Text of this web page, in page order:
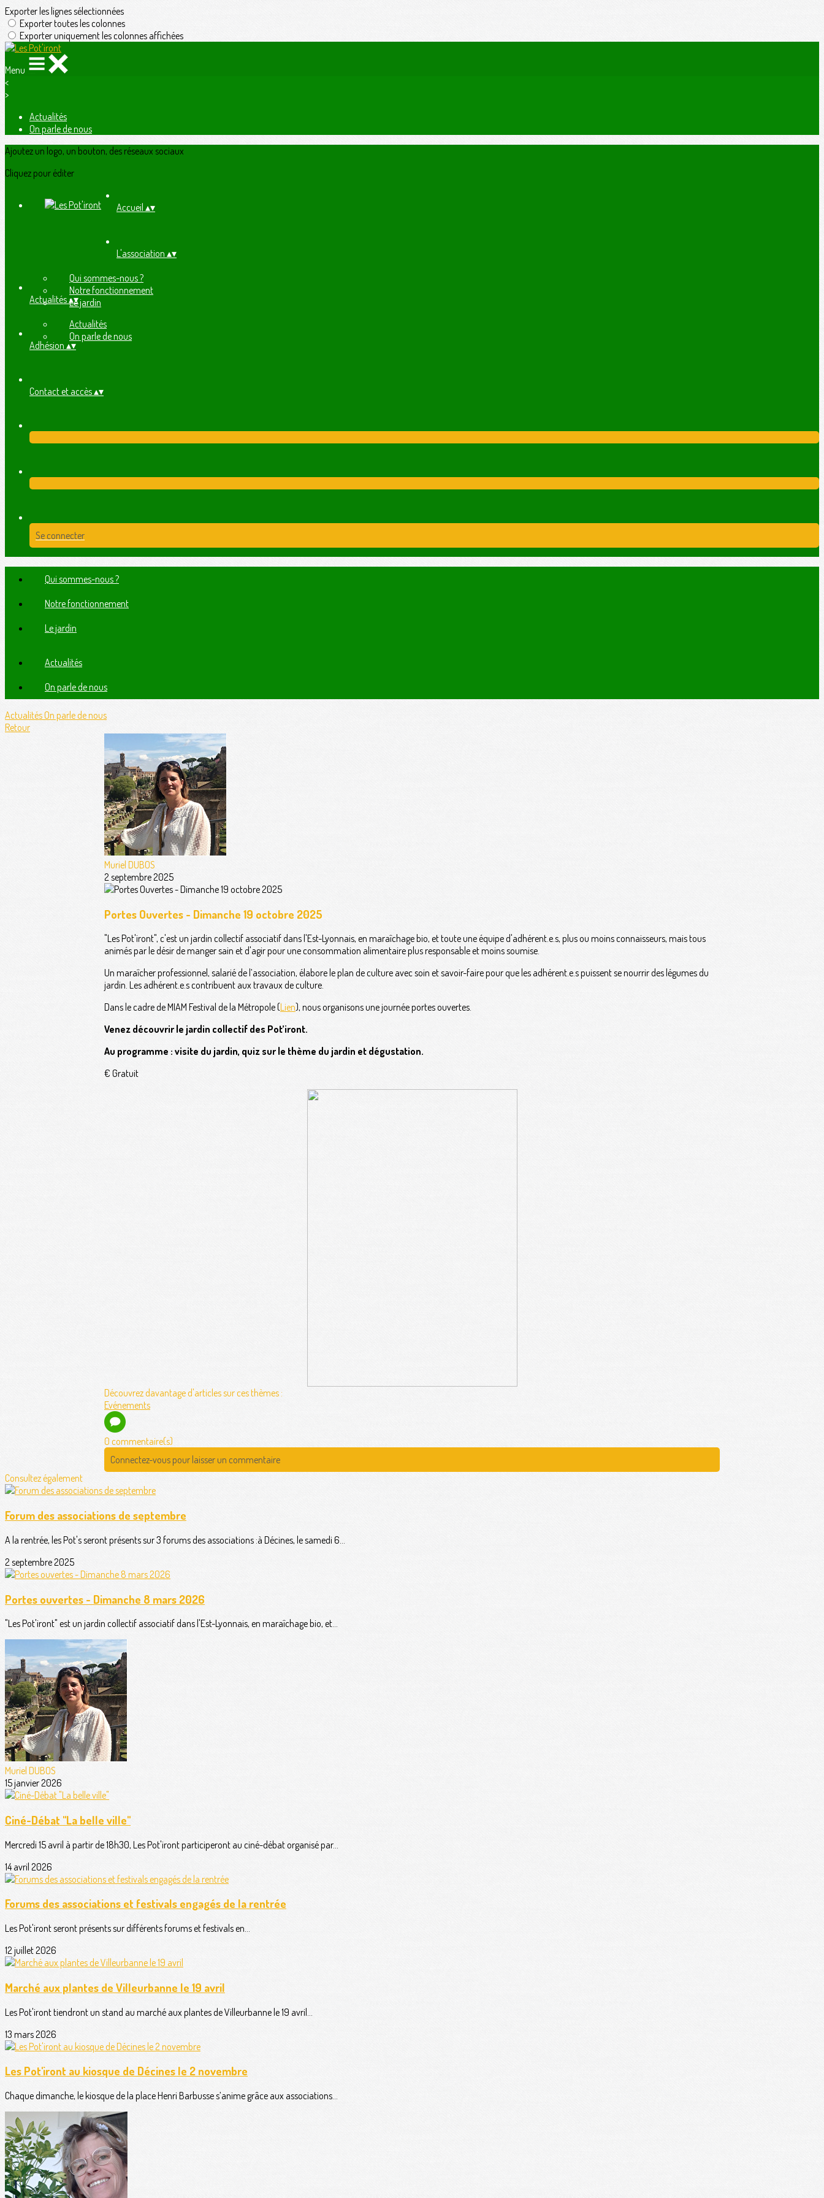
Exporter les lignes sélectionnées
Exporter toutes les colonnes
Exporter uniquement les colonnes affichées
Menu
<
>
Actualités
On parle de nous
Ajoutez un logo, un bouton, des réseaux sociaux
Cliquez pour éditer
Accueil ▴▾
L'association ▴▾
Qui sommes-nous ?
Notre fonctionnement
Le jardin
Actualités▴▾
Actualités
On parle de nous
Adhésion ▴▾
Contact et accès▴▾
Se connecter
Qui sommes-nous ?
Notre fonctionnement
Le jardin
Actualités
On parle de nous
ActualitésOn parle de nous
Retour
Muriel DUBOS
2 septembre 2025
Portes Ouvertes - Dimanche 19 octobre 2025
"Les Pot'iront", c'est un jardin collectif associatif dans l'Est-Lyonnais, en maraîchage bio, et toute une équipe d'adhérent.e.s, plus ou moins connaisseurs, mais tous
animés par le désir de manger sain et d'agir pour une consommation alimentaire plus responsable et moins soumise.
Un maraîcher professionnel, salarié de l’association, élabore le plan de culture avec soin et savoir-faire pour que les adhérent.e.s puissent se nourrir des légumes du
jardin. Les adhérent.e.s contribuent aux travaux de culture.
Dans le cadre de MIAM Festival de la Métropole (Lien), nous organisons une journée portes ouvertes.
Venez découvrir le jardin collectif des Pot’iront.
Au programme : visite du jardin, quiz sur le thème du jardin et dégustation.
€ Gratuit
Découvrez davantage d'articles sur ces thèmes :
Evénements
0 commentaire(s)
Connectez-vous pour laisser un commentaire
Consultez également
Forum des associations de septembre
A la rentrée, les Pot's seront présents sur 3 forums des associations :à Décines, le samedi 6...
2 septembre 2025
Portes ouvertes - Dimanche 8 mars 2026
"Les Pot'iront" est un jardin collectif associatif dans l'Est-Lyonnais, en maraîchage bio, et...
Muriel DUBOS
15 janvier 2026
Ciné-Débat "La belle ville"
Mercredi 15 avril à partir de 18h30, Les Pot'iront participeront au ciné-débat organisé par...
14 avril 2026
Forums des associations et festivals engagés de la rentrée
Les Pot'iront seront présents sur différents forums et festivals en...
12 juillet 2026
Marché aux plantes de Villeurbanne le 19 avril
Les Pot'iront tiendront un stand au marché aux plantes de Villeurbanne le 19 avril...
13 mars 2026
Les Pot'iront au kiosque de Décines le 2 novembre
Chaque dimanche, le kiosque de la place Henri Barbusse s’anime grâce aux associations...